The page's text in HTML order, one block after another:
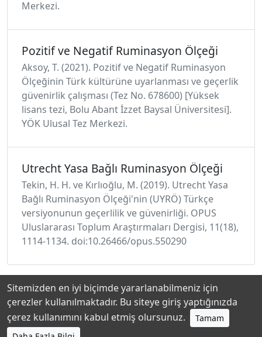
Merkezi.
Pozitif ve Negatif Ruminasyon Ölçeği
Aksoy, T. (2021). Pozitif ve Negatif Ruminasyon
Ölçeğinin Türk kültürüne uyarlanması ve geçerlik
güvenirlik çalışması (Tez No. 678600) [Yüksek
lisans tezi, Bolu Abant İzzet Baysal Üniversitesi].
YÖK Ulusal Tez Merkezi.
Utrecht Yasa Bağlı Ruminasyon Ölçeği
Tekin, H. H. ve Kırlıoğlu, M. (2019). Utrecht Yasa
Bağlı Ruminasyon Ölçeği'nin (UYRÖ) Türkçe
versiyonunun geçerlilik ve güvenirliği. OPUS
Uluslararası Toplum Araştırmaları Dergisi, 11(18),
1114-1134. doi:10.26466/opus.550290
Hakkında Katkıda Bulunanlar Gizlilik Politikası
Sitemizden en iyi biçimde yararlanabilmeniz için
çerezler kullanılmaktadır. Bu siteye giriş yaptığınızda
çerez kullanımını kabul etmiş olursunuz.
Tamam